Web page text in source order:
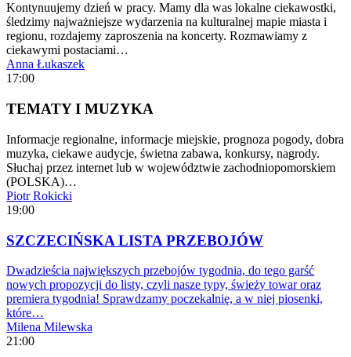
Kontynuujemy dzień w pracy. Mamy dla was lokalne ciekawostki,
śledzimy najważniejsze wydarzenia na kulturalnej mapie miasta i
regionu, rozdajemy zaproszenia na koncerty. Rozmawiamy z
ciekawymi postaciami…
Anna Łukaszek
17:00
TEMATY I MUZYKA
Informacje regionalne, informacje miejskie, prognoza pogody, dobra
muzyka, ciekawe audycje, świetna zabawa, konkursy, nagrody.
Słuchaj przez internet lub w województwie zachodniopomorskiem
(POLSKA)…
Piotr Rokicki
19:00
SZCZECIŃSKA LISTA PRZEBOJÓW
Dwadzieścia największych przebojów tygodnia, do tego garść
nowych propozycji do listy, czyli nasze typy, świeży towar oraz
premiera tygodnia! Sprawdzamy poczekalnię, a w niej piosenki,
które…
Milena Milewska
21:00